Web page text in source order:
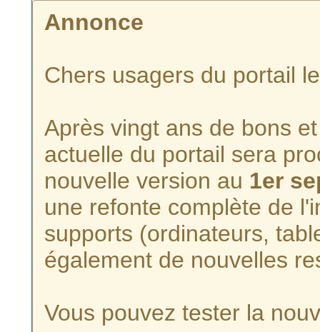
Annonce
Chers usagers du portail
Après vingt ans de bons
actuelle du portail sera
nouvelle version au 1er
une refonte complète de
supports (ordinateurs,
également de nouvelles
Vous pouvez tester la